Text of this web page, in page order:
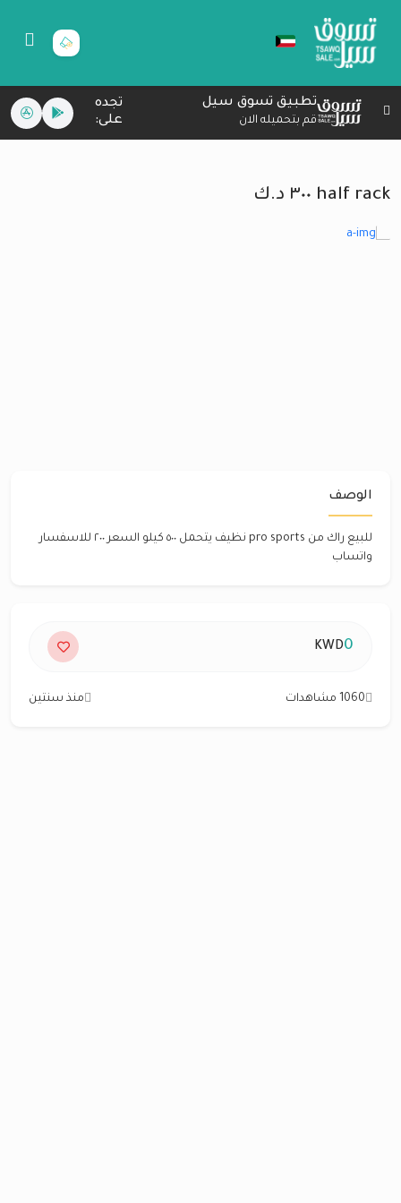
تطبيق تسوق سيل
قم بتحميله الان
تجده
على:
half rack ٣٠٠ د.ك
الوصف
للبيع راك من pro sports نظيف يتحمل ٥٠٠ كيلو السعر ٢٠٠ للاسفسار
واتساب
0
KWD
1060 مشاهدات منذ سنتين